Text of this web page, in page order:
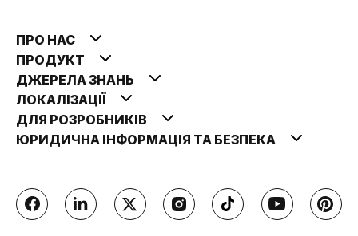
ПРО НАС
ПРОДУКТ
ДЖЕРЕЛА ЗНАНЬ
ЛОКАЛІЗАЦІЇ
ДЛЯ РОЗРОБНИКІВ
ЮРИДИЧНА ІНФОРМАЦІЯ ТА БЕЗПЕКА